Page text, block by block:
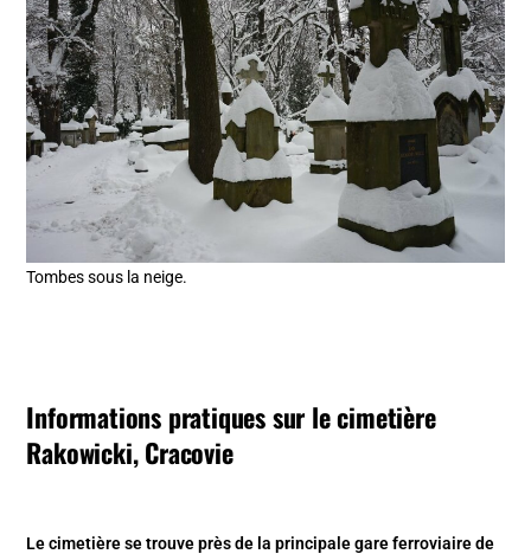
Tombes sous la neige.
Informations pratiques sur le cimetière
Rakowicki, Cracovie
Le cimetière se trouve près de la principale gare ferroviaire de